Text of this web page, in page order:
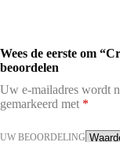
Wees de eerste om
beoordelen
Uw e-mailadres wordt
gemarkeerd met *
UW BEOORDELING